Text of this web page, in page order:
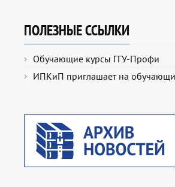
ПОЛЕЗНЫЕ ССЫЛКИ
Обучающие курсы ГГУ-Профи
ИПКиП приглашает на